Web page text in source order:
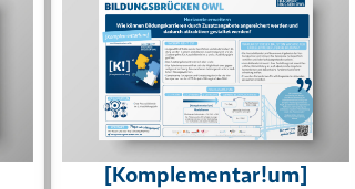
[Komplementar!um]